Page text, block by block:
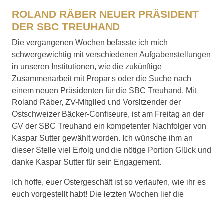
ROLAND RÄBER NEUER PRÄSIDENT
DER SBC TREUHAND
Die vergangenen Wochen befasste ich mich
schwergewichtig mit verschiedenen Aufgabenstellungen
in unseren Institutionen, wie die zukünftige
Zusammenarbeit mit Proparis oder die Suche nach
einem neuen Präsidenten für die SBC Treuhand. Mit
Roland Räber, ZV-Mitglied und Vorsitzender der
Ostschweizer Bäcker-Confiseure, ist am Freitag an der
GV der SBC Treuhand ein kompetenter Nachfolger von
Kaspar Sutter gewählt worden. Ich wünsche ihm an
dieser Stelle viel Erfolg und die nötige Portion Glück und
danke Kaspar Sutter für sein Engagement.
Ich hoffe, euer Ostergeschäft ist so verlaufen, wie ihr es
euch vorgestellt habt! Die letzten Wochen lief die